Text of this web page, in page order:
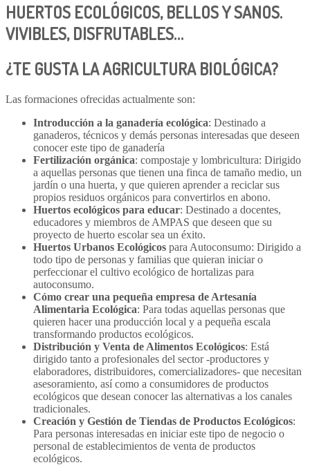
HUERTOS ECOLÓGICOS, BELLOS Y SANOS.
VIVIBLES, DISFRUTABLES…
¿TE GUSTA LA AGRICULTURA BIOLÓGICA?
Las formaciones ofrecidas actualmente son:
Introducción a la ganadería ecológica: Destinado a
ganaderos, técnicos y demás personas interesadas que deseen
conocer este tipo de ganadería
Fertilización orgánica: compostaje y lombricultura: Dirigido
a aquellas personas que tienen una finca de tamaño medio, un
jardín o una huerta, y que quieren aprender a reciclar sus
propios residuos orgánicos para convertirlos en abono.
Huertos ecológicos para educar: Destinado a docentes,
educadores y miembros de AMPAS que deseen que su
proyecto de huerto escolar sea un éxito.
Huertos Urbanos Ecológicos para Autoconsumo: Dirigido a
todo tipo de personas y familias que quieran iniciar o
perfeccionar el cultivo ecológico de hortalizas para
autoconsumo.
Cómo crear una pequeña empresa de Artesanía
Alimentaria Ecológica: Para todas aquellas personas que
quieren hacer una producción local y a pequeña escala
transformando productos ecológicos.
Distribución y Venta de Alimentos Ecológicos: Está
dirigido tanto a profesionales del sector -productores y
elaboradores, distribuidores, comercializadores- que necesitan
asesoramiento, así como a consumidores de productos
ecológicos que desean conocer las alternativas a los canales
tradicionales.
Creación y Gestión de Tiendas de Productos Ecológicos:
Para personas interesadas en iniciar este tipo de negocio o
personal de establecimientos de venta de productos
ecológicos.